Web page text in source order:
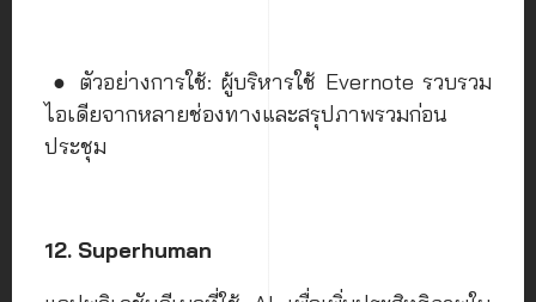
● ตัวอย่างการใช้: ผู้บริหารใช้ Evernote รวบรวม
ไอเดียจากหลายช่องทางและสรุปภาพรวมก่อน
ประชุม
12. Superhuman